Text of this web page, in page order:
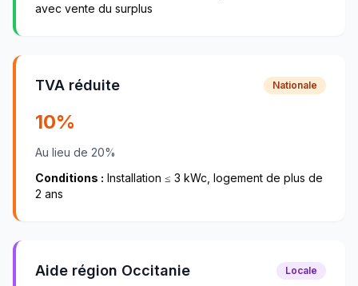
avec vente du surplus
TVA réduite Nationale
10%
Au lieu de 20%
Conditions : Installation ≤ 3 kWc, logement de plus de
2 ans
Aide région Occitanie Locale